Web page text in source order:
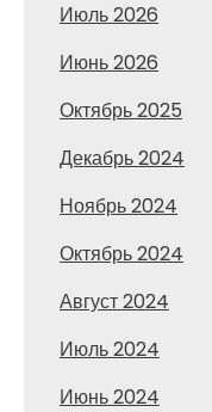
Июль 2026
Июнь 2026
Октябрь 2025
Декабрь 2024
Ноябрь 2024
Октябрь 2024
Август 2024
Июль 2024
Июнь 2024